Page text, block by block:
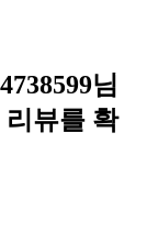
님
뷰를 확